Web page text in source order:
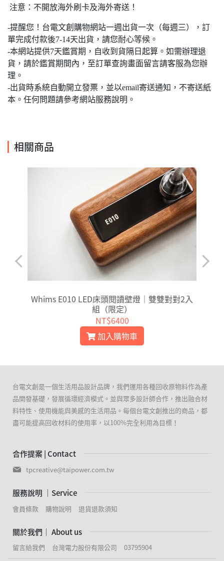
注意：不開放海外刷卡及海外寄送！
-提醒您！台電文創購物網站一週出貨一次（每週三），訂
單完成付款後7-14天出貨，請您耐心等候。
-本網站提供7天鑑賞期，自收到貨隔日起算。如需辦理退
貨，請於鑑賞期間內，至訂單查詢畫面留言請客服為您辦
理。
-出貨時系統自動開立發票，並以email寄送通知，不寄送紙
本。任何問題請參考網站服務說明。
相關商品
Whims E010 LED床頭閱讀壁燈｜雙雙對對2入
組（限定）
NT$6400
加入購物車
合作提案 | Contact
tpcreative@taipower.com.tw
服務說明 ｜Service
會員條款 購物說明 退貨退款須知
關於我們｜ About us
留言給我們 台灣電力股份有限公司 03795904
台電文創是一個生活用品設計品牌，我們運用各種回收原物料作為產
品開發基礎，發展循環經濟模式。並與眾多設計師合作，推出融合材
料特性、使用機能與美感的生活用品。每個台電文創推出的商品，都
盡可能提高回收材料的使用率，以100%完全利用為目標！